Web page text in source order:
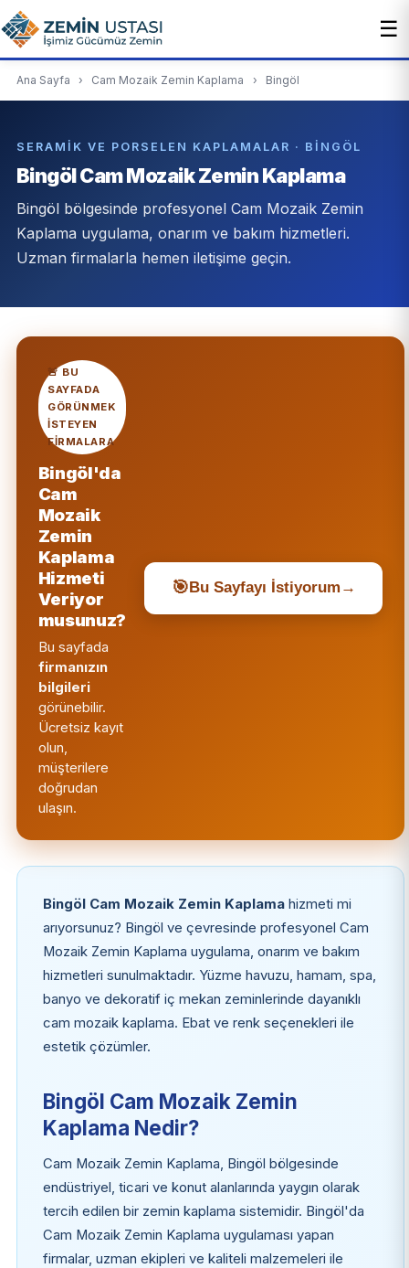
☰
Ana Sayfa › Cam Mozaik Zemin Kaplama › Bingöl
SERAMIK VE PORSELEN KAPLAMALAR · BINGÖL
Bingöl Cam Mozaik Zemin Kaplama
Bingöl bölgesinde profesyonel Cam Mozaik Zemin
Kaplama uygulama, onarım ve bakım hizmetleri.
Uzman firmalarla hemen iletişime geçin.
🚨 BU
SAYFADA
GÖRÜNMEK
ISTEYEN
FIRMALARA
Bingöl'da
Cam
Mozaik
Zemin
Kaplama
Hizmeti
Veriyor
musunuz?
Bu sayfada
firmanızın
bilgileri
görünebilir.
Ücretsiz kayıt
olun,
müşterilere
doğrudan
ulaşın.
🎯 Bu Sayfayı İstiyorum →
Bingöl Cam Mozaik Zemin Kaplamahizmeti mi
arıyorsunuz? Bingöl ve çevresinde profesyonel Cam
Mozaik Zemin Kaplama uygulama, onarım ve bakım
hizmetleri sunulmaktadır. Yüzme havuzu, hamam, spa,
banyo ve dekoratif iç mekan zeminlerinde dayanıklı
cam mozaik kaplama. Ebat ve renk seçenekleri ile
estetik çözümler.
Bingöl Cam Mozaik Zemin
Kaplama Nedir?
Cam Mozaik Zemin Kaplama, Bingöl bölgesinde
endüstriyel, ticari ve konut alanlarında yaygın olarak
tercih edilen bir zemin kaplama sistemidir. Bingöl'da
Cam Mozaik Zemin Kaplama uygulaması yapan
firmalar, uzman ekipleri ve kaliteli malzemeleri ile